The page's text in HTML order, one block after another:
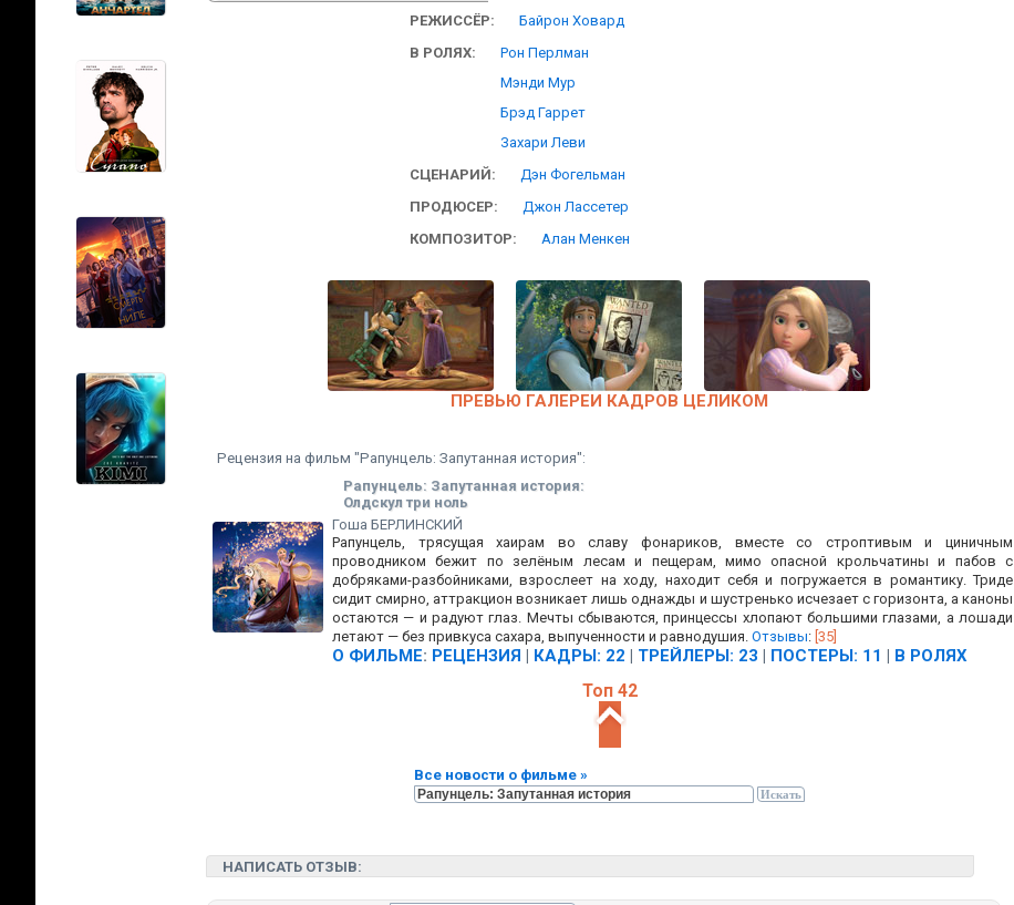
РЕЖИССЁР:
Байрон Ховард
В РОЛЯХ:
Рон Перлман
Мэнди Мур
Брэд Гаррет
Захари Леви
СЦЕНАРИЙ:
Дэн Фогельман
ПРОДЮСЕР:
Джон Лассетер
КОМПОЗИТОР:
Алан Менкен
ПРЕВЬЮ ГАЛЕРЕИ КАДРОВ ЦЕЛИКОМ
Рецензия на фильм "Рапунцель: Запутанная история":
Рапунцель: Запутанная история:
Олдскул три ноль
Гоша БЕРЛИНСКИЙ
Рапунцель, трясущая хаирам во славу фонариков, вместе со строптивым и циничным
проводником бежит по зелёным лесам и пещерам, мимо опасной крольчатины и пабов с
добряками-разбойниками, взрослеет на ходу, находит себя и погружается в романтику. Триде
сидит смирно, аттракцион возникает лишь однажды и шустренько исчезает с горизонта, а каноны
остаются — и радуют глаз. Мечты сбываются, принцессы хлопают большими глазами, а лошади
летают — без привкуса сахара, выпученности и равнодушия. Отзывы: [35]
О ФИЛЬМЕ: РЕЦЕНЗИЯ | КАДРЫ: 22 | ТРЕЙЛЕРЫ: 23 | ПОСТЕРЫ: 11 | В РОЛЯХ
Топ 42
Все новости о фильме »
НАПИСАТЬ ОТЗЫВ: